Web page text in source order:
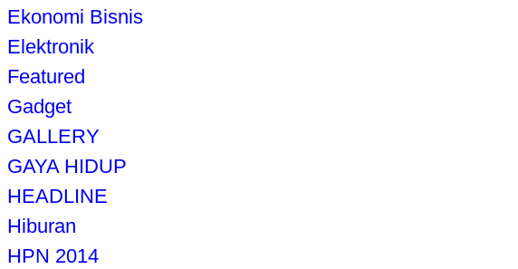
Ekonomi Bisnis
Elektronik
Featured
Gadget
GALLERY
GAYA HIDUP
HEADLINE
Hiburan
HPN 2014